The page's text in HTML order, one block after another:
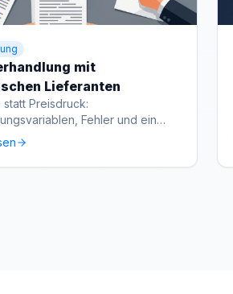
mit
Lieferanten
statt Preisdruck:
Fehler und ein